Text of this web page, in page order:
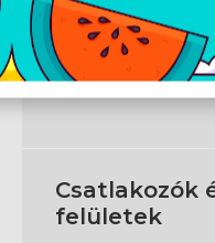
Wi-Fi szabványok
Csatlakozók
felületek